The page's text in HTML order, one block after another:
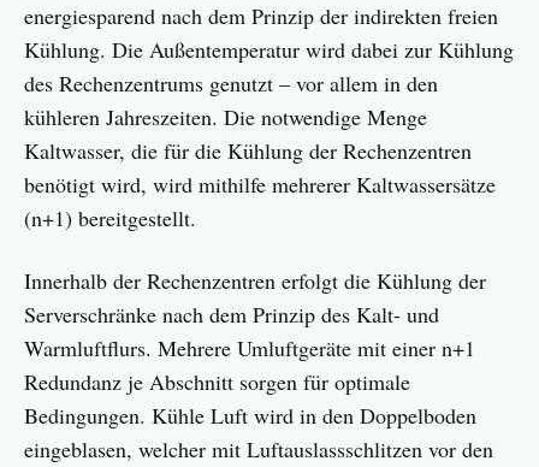
energiesparend nach dem Prinzip der indirekten freien
Kühlung. Die Außentemperatur wird dabei zur Kühlung
des Rechenzentrums genutzt – vor allem in den
kühleren Jahreszeiten. Die notwendige Menge
Kaltwasser, die für die Kühlung der Rechenzentren
benötigt wird, wird mithilfe mehrerer Kaltwassersätze
(n+1) bereitgestellt.
Innerhalb der Rechenzentren erfolgt die Kühlung der
Serverschränke nach dem Prinzip des Kalt- und
Warmluftflurs. Mehrere Umluftgeräte mit einer n+1
Redundanz je Abschnitt sorgen für optimale
Bedingungen. Kühle Luft wird in den Doppelboden
eingeblasen, welcher mit Luftauslassschlitzen vor den